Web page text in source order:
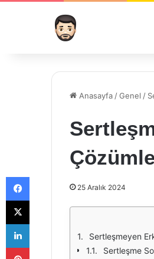
Anasayfa /Genel /
25 Aralık 2024
Sertleşmeyen
Sertleşme
Facebook
X
LinkedIn
Pinterest